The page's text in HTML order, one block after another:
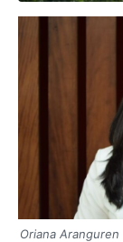
Oriana